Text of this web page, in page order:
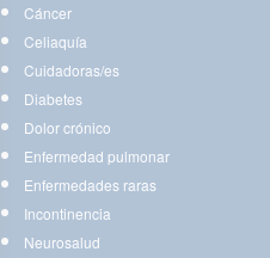
Cáncer
Celiaquía
Cuidadoras/es
Diabetes
Dolor crónico
Enfermedad pulmonar
Enfermedades raras
Incontinencia
Neurosalud